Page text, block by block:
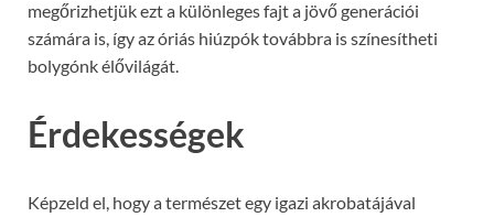
megőrizhetjük ezt a különleges fajt a jövő generációi
számára is, így az óriás hiúzpók továbbra is színesítheti
bolygónk élővilágát.
Érdekességek
Képzeld el, hogy a természet egy igazi akrobatájával